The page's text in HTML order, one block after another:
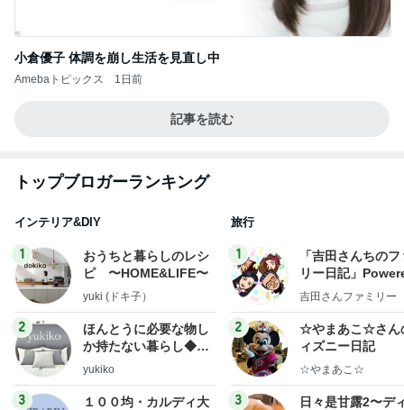
小倉優子 体調を崩し生活を見直し中
Amebaトピックス 1日前
記事を読む
トップブロガーランキング
インテリア&DIY
1
おうちと暮らしのレシ
ピ 〜HOME&LIFE〜
yuki (ドキ子）
2
ほんとうに必要な物し
か持たない暮らし◆Ke
ep Life Simple◆〜イ
yukiko
3
１００均・カルディ大
旅行
1
「吉田さんちの
リー日記」
y Ameba 吉田さ
ログ
吉田さんファミリー
2
☆やまあこ☆さん
ィズニー日記
☆やまあこ☆
3
日々是甘露2〜デ